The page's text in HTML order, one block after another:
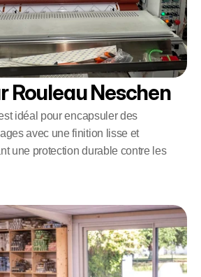
Rouleau Neschen
idéal pour encapsuler des
avec une finition lisse et
une protection durable contre les